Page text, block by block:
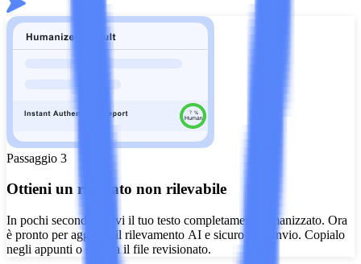
Passaggio 3
Ottieni un risultato non rilevabile
In pochi secondi, ricevi il tuo testo completamente umanizzato. Ora
è pronto per aggirare il rilevamento AI e sicuro per l'invio. Copialo
negli appunti o scarica il file revisionato.